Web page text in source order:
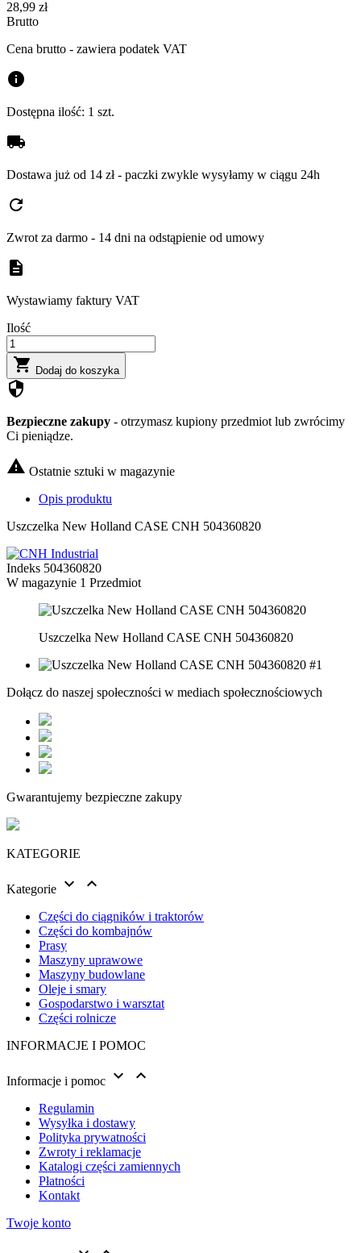
28,99 zł
Brutto
Cena brutto - zawiera podatek VAT
info
Dostępna ilość: 1 szt.
local_shipping
Dostawa już od 14 zł - paczki zwykle wysyłamy w ciągu 24h
refresh
Zwrot za darmo - 14 dni na odstąpienie od umowy
description
Wystawiamy faktury VAT
Ilość
 Dodaj do koszyka
security
Bezpieczne zakupy - otrzymasz kupiony przedmiot lub zwrócimy
Ci pieniądze.
 Ostatnie sztuki w magazynie
Opis produktu
Uszczelka New Holland CASE CNH 504360820
Indeks 504360820
W magazynie 1 Przedmiot
Uszczelka New Holland CASE CNH 504360820
Dołącz do naszej społeczności w mediach społecznościowych
Gwarantujemy bezpieczne zakupy
KATEGORIE
Kategorie  
Części do ciągników i traktorów
Części do kombajnów
Prasy
Maszyny uprawowe
Maszyny budowlane
Oleje i smary
Gospodarstwo i warsztat
Części rolnicze
INFORMACJE I POMOC
Informacje i pomoc  
Regulamin
Wysyłka i dostawy
Polityka prywatności
Zwroty i reklamacje
Katalogi części zamiennych
Płatności
Kontakt
Twoje konto